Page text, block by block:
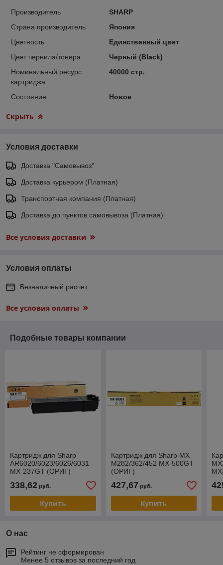
Производитель
SHARP
Страна производитель
Япония
Цветность
Единственный цвет
Цвет чернила/тонера
Черный (Black)
Номинальный ресурс
картриджа
40000 стр.
Состояние Новое
Скрыть
Условия доставки
Доставка "Самовывоз"
Доставка курьером (Платная)
Транспортная компания (Платная)
Доставка до пунктов самовывоза (Платная)
Все условия доставки
Условия оплаты
Безналичный расчет
Все условия оплаты
Подобные товары компании
Картридж для Sharp
AR6020/6023/6026/6031
MX-237GT (ОРИГ)
338,62 руб.
Купить
Картридж для Sharp MX
M282/362/452 MX-500GT
(ОРИГ)
427,67 руб.
Купить
О нас
Рейтинг не сформирован
Менее 5 отзывов за последний год